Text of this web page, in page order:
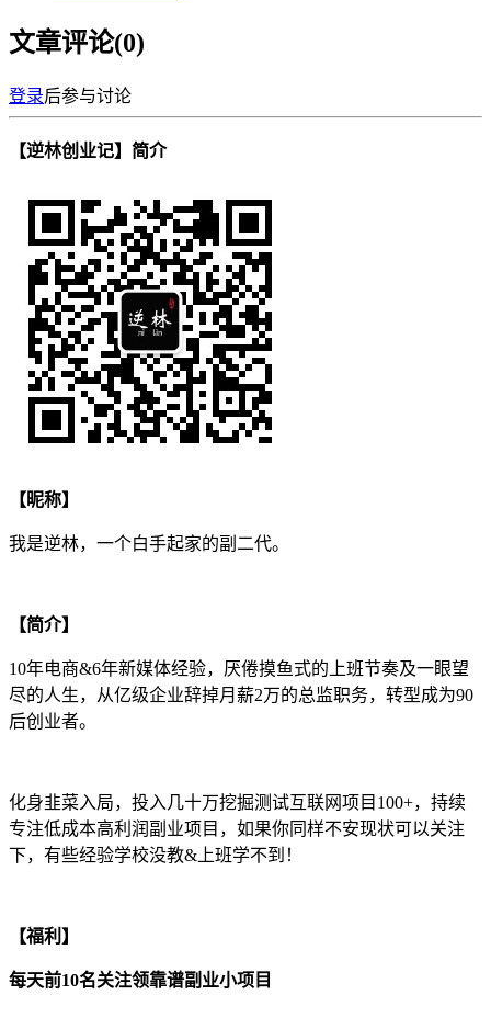
文章评论(0)
登录后参与讨论
【逆林创业记】简介
【昵称】
我是逆林，一个白手起家的副二代。
【简介】
10年电商&6年新媒体经验，厌倦摸鱼式的上班节奏及一眼望
尽的人生，从亿级企业辞掉月薪2万的总监职务，转型成为90
后创业者。
化身韭菜入局，投入几十万挖掘测试互联网项目100+，持续
专注低成本高利润副业项目，如果你同样不安现状可以关注
下，有些经验学校没教&上班学不到！
【福利】
每天前10名关注领靠谱副业小项目